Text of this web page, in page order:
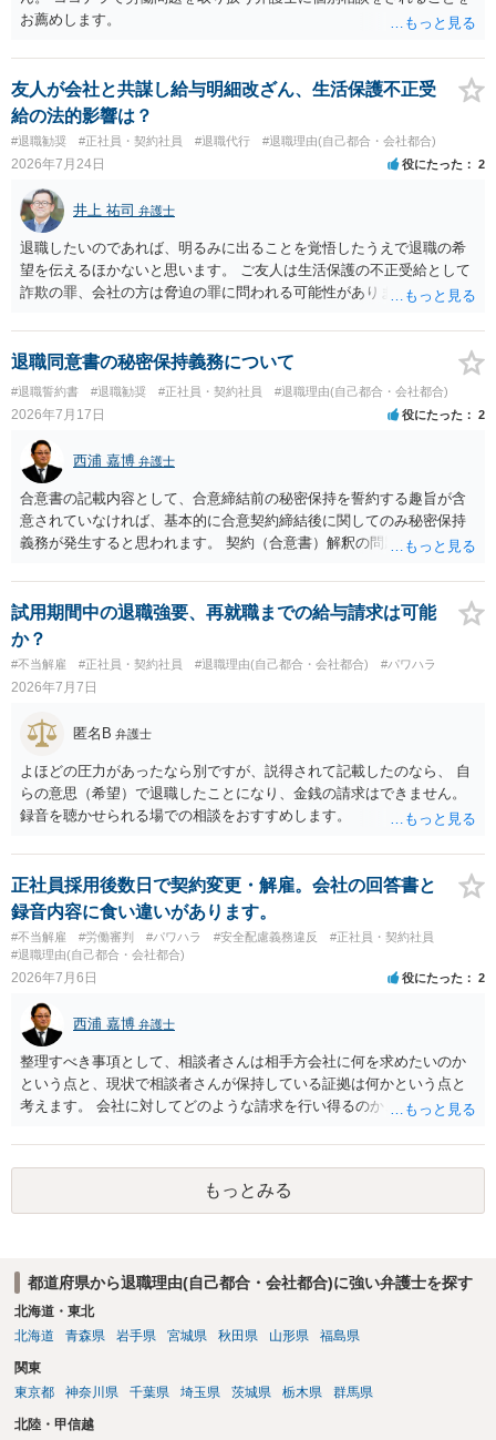
お薦めします。
友人が会社と共謀し給与明細改ざん、生活保護不正受
給の法的影響は？
#退職勧奨 #正社員・契約社員 #退職代行 #退職理由(自己都合・会社都合)
2026年7月24日 役にたった 2
井上 祐司 弁護士
退職したいのであれば、明るみに出ることを覚悟したうえで退職の希
望を伝えるほかないと思います。 ご友人は生活保護の不正受給として
詐欺の罪、会社の方は脅迫の罪に問われる可能性がありますが、感覚
うかはケースバイケースです。
退職同意書の秘密保持義務について
#退職誓約書 #退職勧奨 #正社員・契約社員 #退職理由(自己都合・会社都合)
2026年7月17日 役にたった 2
西浦 嘉博 弁護士
合意書の記載内容として、合意締結前の秘密保持を誓約する趣旨が含
意されていなければ、基本的に合意契約締結後に関してのみ秘密保持
義務が発生すると思われます。 契約（合意書）解釈の問題ですので、
場合、最寄りの法律事務所で相談されることを検討ください。
試用期間中の退職強要、再就職までの給与請求は可能
か？
#不当解雇 #正社員・契約社員 #退職理由(自己都合・会社都合) #パワハラ
2026年7月7日
匿名B 弁護士
よほどの圧力があったなら別ですが、説得されて記載したのなら、 自
らの意思（希望）で退職したことになり、金銭の請求はできません。
録音を聴かせられる場での相談をおすすめします。
正社員採用後数日で契約変更・解雇。会社の回答書と
録音内容に食い違いがあります。
#不当解雇 #労働審判 #パワハラ #安全配慮義務違反
#正社員・契約社員
#退職理由(自己都合・会社都合)
2026年7月6日 役にたった 2
西浦 嘉博 弁護士
整理すべき事項として、相談者さんは相手方会社に何を求めたいのか
という点と、現状で相談者さんが保持している証拠は何かという点と
考えます。 会社に対してどのような請求を行い得るのか、また、どう
事務所での相談を検討いただければと思われます。 上記、ご参考くだ
さい。
もっとみる
都道府県から退職理由(自己都合・会社都合)に強い弁護士を探す
北海道・東北
北海道
青森県 岩手県 宮城県 秋田県 山形県 福島県
関東
東京都
神奈川県 千葉県 埼玉県 茨城県 栃木県 群馬県
北陸・甲信越